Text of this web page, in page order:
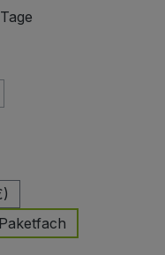
nicht verfügbar.)
nicht verfügbar.)